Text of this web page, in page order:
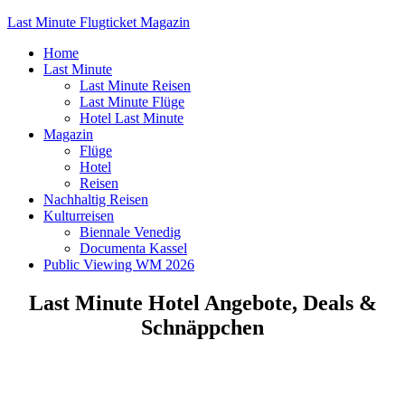
Last Minute Flugticket Magazin
Home
Last Minute
Last Minute Reisen
Last Minute Flüge
Hotel Last Minute
Magazin
Flüge
Hotel
Reisen
Nachhaltig Reisen
Kulturreisen
Biennale Venedig
Documenta Kassel
Public Viewing WM 2026
Last Minute Hotel Angebote, Deals &
Schnäppchen